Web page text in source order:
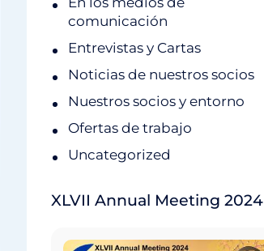
comunicación
Entrevistas y Cartas
Noticias de nuestros socios
Nuestros socios y entorno
Ofertas de trabajo
Uncategorized
XLVII Annual Meeting 2024